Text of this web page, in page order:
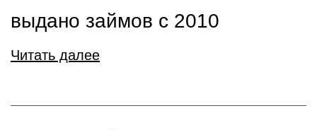
выдано займов с 2010
Читать далее